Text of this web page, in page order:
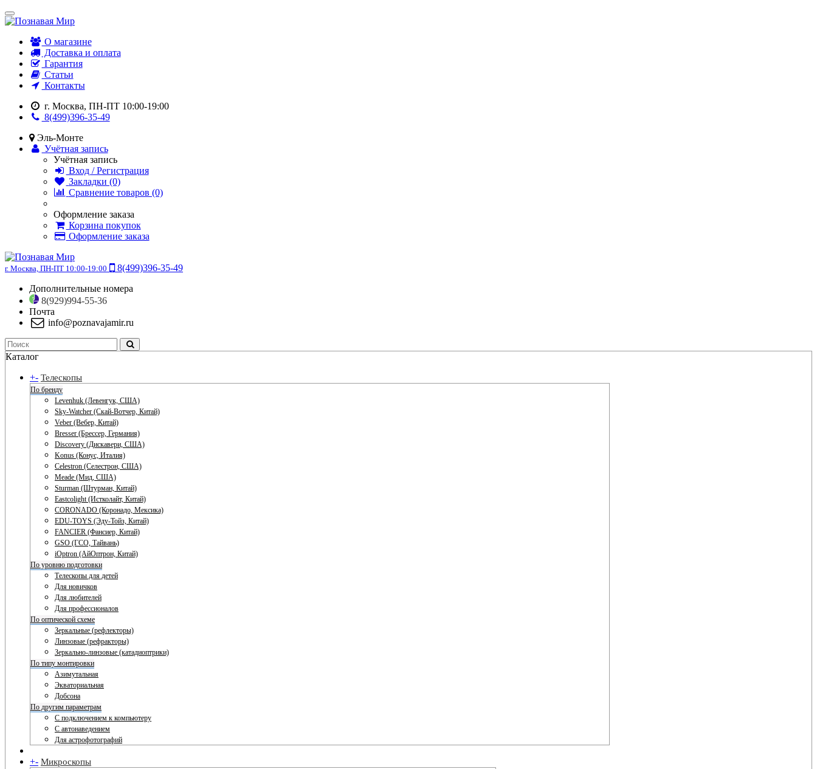
О магазине
Доставка и оплата
Гарантия
Статьи
Контакты
г. Москва, ПН-ПТ 10:00-19:00
8(499)396-35-49
Эль-Монте
Учётная запись
Учётная запись
Вход / Регистрация
Закладки (0)
Сравнение товаров (0)
Оформление заказа
Корзина покупок
Оформление заказа
г. Москва, ПН-ПТ 10:00-19:00
8(499)396-35-49
Дополнительные номера
8(929)994-55-36
Почта
info@poznavajamir.ru
Каталог
+- Телескопы
По бренду
Levenhuk (Левенгук, США)
Sky-Watcher (Скай-Вотчер, Китай)
Veber (Вебер, Китай)
Bresser (Брессер, Германия)
Discovery (Дискавери, США)
Konus (Конус, Италия)
Celestron (Селестрон, США)
Meade (Мид, США)
Sturman (Штурман, Китай)
Eastcolight (Истколайт, Китай)
CORONADO (Коронадо, Мексика)
EDU-TOYS (Эду-Тойз, Китай)
FANCIER (Фансиер, Китай)
GSO (ГСО, Тайвань)
iOptron (АйОптрон, Китай)
По уровню подготовки
Телескопы для детей
Для новичков
Для любителей
Для профессионалов
По оптической схеме
Зеркальные (рефлекторы)
Линзовые (рефракторы)
Зеркально-линзовые (катадиоптрики)
По типу монтировки
Азимутальная
Экваториальная
Добсона
По другим параметрам
С подключением к компьютеру
С автонаведением
Для астрофотографий
+- Микроскопы